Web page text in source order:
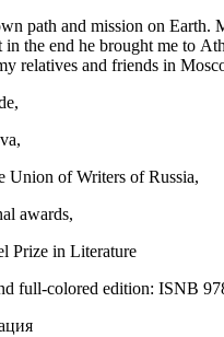
path and mission on
in the end he brought me to
relatives and friends in
Union of Writers of Russia,
awards,
Prize in Literature
full-colored edition: ISNB